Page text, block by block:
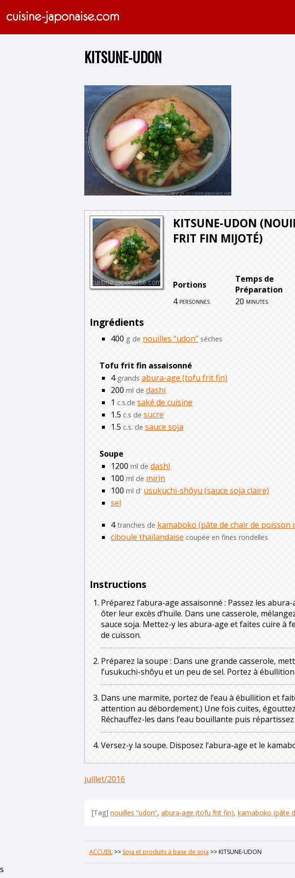
KITSUNE-UDON
KITSUNE-UDON
FRIT FIN MIJOTÉ)
Portions
Temps de
Préparation
4 personnes 20 minutes
Ingrédients
400 g de nouilles “udon” séches
Tofu frit fin assaisonné
4 grands abura-age (tofu frit fin)
200 ml de dashi
1 c.s.de saké de cuisine
1.5 c.s de sucre
1.5 c.s. de sauce soja
Soupe
1200 ml de dashi
100 ml de mirin
100 ml d' usukuchi-shôyu (sauce soja claire)
sel
4 tranches de kamaboko (pâte de chair de poisson
ciboule thaïlandaise coupée en fines rondelles
Instructions
Préparez l’abura-age assaisonné : Passez les
ôter leur excès d’huile. Dans une casserole,
sauce soja. Mettez-y les abura-age et faites cuire à
de cuisson.
Préparez la soupe : Dans une grande casserole,
l’usukuchi-shôyu et un peu de sel. Portez à ébullition.
Dans une marmite, portez de l’eau à ébullition et
attention au débordement.) Une fois cuites,
Réchauffez-les dans l’eau bouillante puis
Versez-y la soupe. Disposez l’abura-age et le
juillet/2016
[Tag] nouilles “udon”, abura-age (tofu frit fin), kamaboko (pâte
ACCUEIL >> Soja et produits à base de soja >>KITSUNE-UDON
s